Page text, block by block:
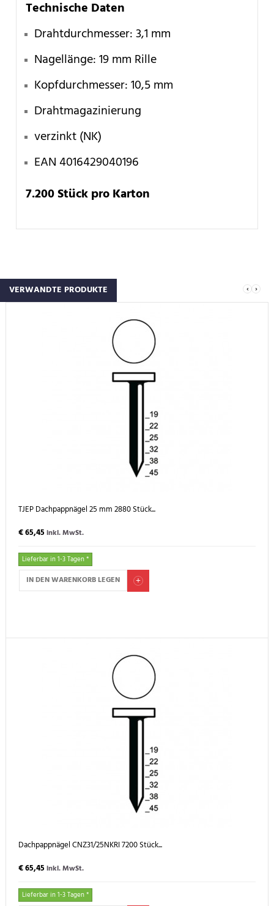
Technische Daten
Drahtdurchmesser: 3,1 mm
Nagellänge: 19 mm Rille
Kopfdurchmesser: 10,5 mm
Drahtmagazinierung
verzinkt (NK)
EAN 4016429040196
7.200 Stück pro Karton
VERWANDTE PRODUKTE ‹ ›
TJEP Dachpappnägel 25 mm 2880 Stück...
€ 65,45 inkl. MwSt.
Lieferbar in 1-3 Tagen *
IN DEN WARENKORB LEGEN
Dachpappnägel CNZ31/25NKRI 7200 Stück...
€ 65,45 inkl. MwSt.
Lieferbar in 1-3 Tagen *